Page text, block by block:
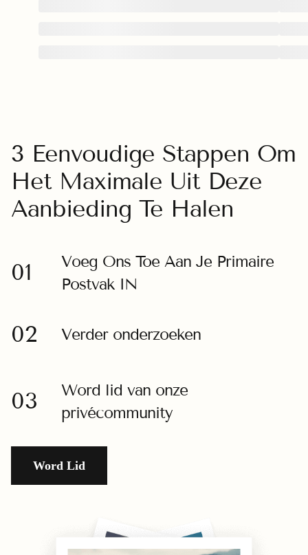
3 Eenvoudige Stappen Om
Het Maximale Uit Deze
Aanbieding Te Halen
01
Voeg Ons Toe Aan Je Primaire
Postvak IN
02 Verder onderzoeken
03
Word lid van onze
privécommunity
Word Lid